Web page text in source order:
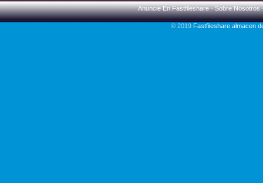
Anuncie En Fastfileshare-Sobre Nosotros
© 2019Fastfileshare almacen